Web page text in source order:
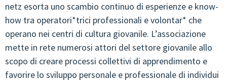
ESF-PROJEKT
CONTATTI
netz esorta uno scambio continuo di esperienze e know-
how tra operatori*trici professionali e volontar* che
operano nei centri di cultura giovanile. L’associazione
mette in rete numerosi attori del settore giovanile allo
scopo di creare processi collettivi di apprendimento e
favorire lo sviluppo personale e professionale di individui